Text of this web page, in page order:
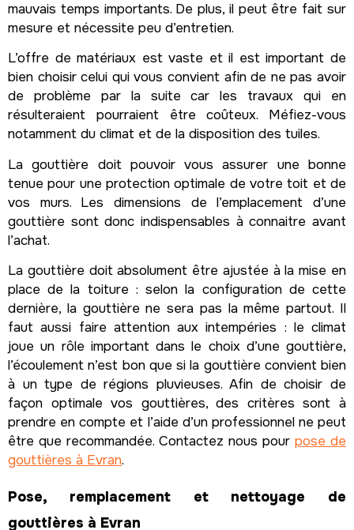
mauvais temps importants. De plus, il peut être fait sur
mesure et nécessite peu d’entretien.
L’offre de matériaux est vaste et il est important de
bien choisir celui qui vous convient afin de ne pas avoir
de problème par la suite car les travaux qui en
résulteraient pourraient être coûteux. Méfiez-vous
notamment du climat et de la disposition des tuiles.
La gouttière doit pouvoir vous assurer une bonne
tenue pour une protection optimale de votre toit et de
vos murs. Les dimensions de l’emplacement d’une
gouttière sont donc indispensables à connaitre avant
l’achat.
La gouttière doit absolument être ajustée à la mise en
place de la toiture : selon la configuration de cette
dernière, la gouttière ne sera pas la même partout. Il
faut aussi faire attention aux intempéries : le climat
joue un rôle important dans le choix d’une gouttière,
l’écoulement n’est bon que si la gouttière convient bien
à un type de régions pluvieuses. Afin de choisir de
façon optimale vos gouttières, des critères sont à
prendre en compte et l’aide d’un professionnel ne peut
être que recommandée. Contactez nous pour pose de
gouttières à Evran.
Pose, remplacement et nettoyage de
gouttières à Evran